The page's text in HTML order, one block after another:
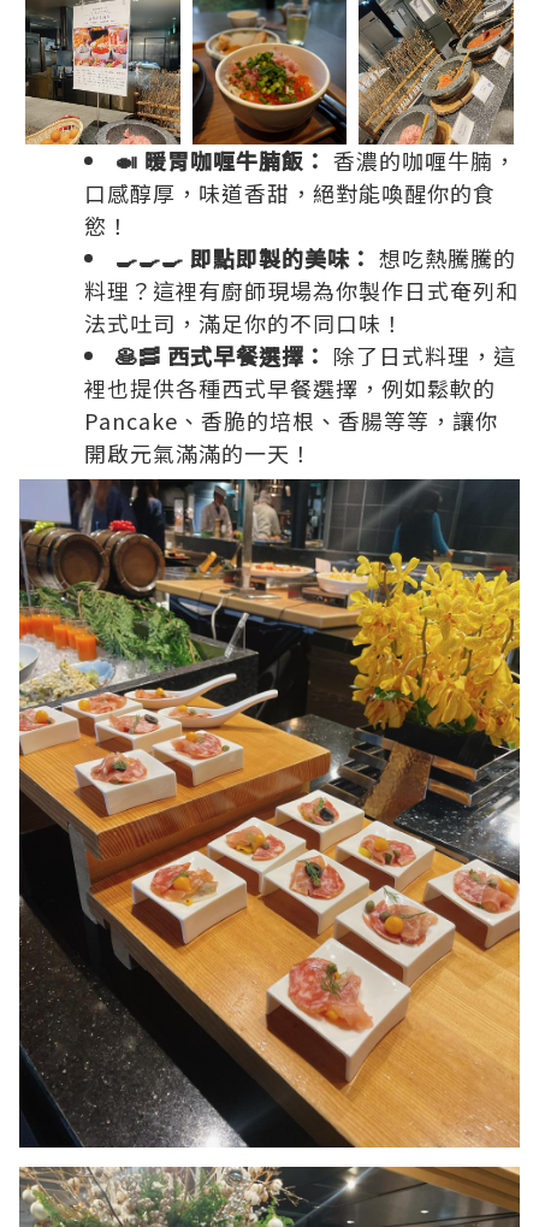
🍛 暖胃咖喱牛腩飯： 香濃的咖喱牛腩，
口感醇厚，味道香甜，絕對能喚醒你的食
慾！
🍳🍳🍳 即點即製的美味： 想吃熱騰騰的
料理？這裡有廚師現場為你製作日式奄列和
法式吐司，滿足你的不同口味！
🥞🥓 西式早餐選擇： 除了日式料理，這
裡也提供各種西式早餐選擇，例如鬆軟的
Pancake、香脆的培根、香腸等等，讓你
開啟元氣滿滿的一天！